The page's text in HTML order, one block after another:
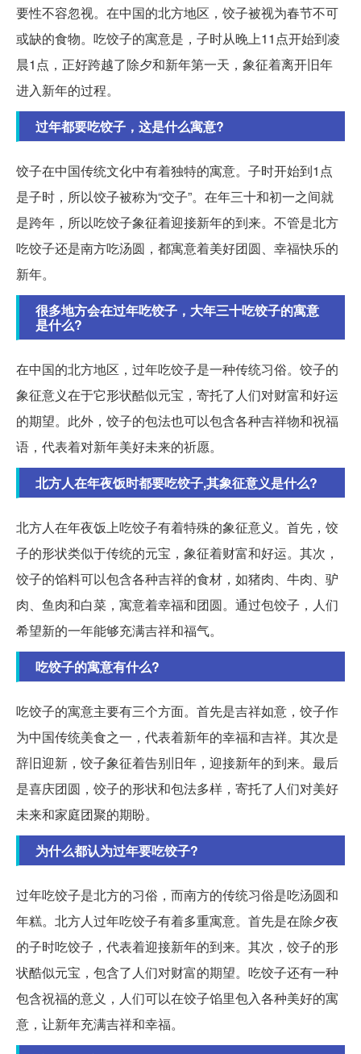
要性不容忽视。在中国的北方地区，饺子被视为春节不可
或缺的食物。吃饺子的寓意是，子时从晚上11点开始到凌
晨1点，正好跨越了除夕和新年第一天，象征着离开旧年
进入新年的过程。
过年都要吃饺子，这是什么寓意?
饺子在中国传统文化中有着独特的寓意。子时开始到1点
是子时，所以饺子被称为“交子”。在年三十和初一之间就
是跨年，所以吃饺子象征着迎接新年的到来。不管是北方
吃饺子还是南方吃汤圆，都寓意着美好团圆、幸福快乐的
新年。
很多地方会在过年吃饺子，大年三十吃饺子的寓意
是什么?
在中国的北方地区，过年吃饺子是一种传统习俗。饺子的
象征意义在于它形状酷似元宝，寄托了人们对财富和好运
的期望。此外，饺子的包法也可以包含各种吉祥物和祝福
语，代表着对新年美好未来的祈愿。
北方人在年夜饭时都要吃饺子,其象征意义是什么?
北方人在年夜饭上吃饺子有着特殊的象征意义。首先，饺
子的形状类似于传统的元宝，象征着财富和好运。其次，
饺子的馅料可以包含各种吉祥的食材，如猪肉、牛肉、驴
肉、鱼肉和白菜，寓意着幸福和团圆。通过包饺子，人们
希望新的一年能够充满吉祥和福气。
吃饺子的寓意有什么?
吃饺子的寓意主要有三个方面。首先是吉祥如意，饺子作
为中国传统美食之一，代表着新年的幸福和吉祥。其次是
辞旧迎新，饺子象征着告别旧年，迎接新年的到来。最后
是喜庆团圆，饺子的形状和包法多样，寄托了人们对美好
未来和家庭团聚的期盼。
为什么都认为过年要吃饺子?
过年吃饺子是北方的习俗，而南方的传统习俗是吃汤圆和
年糕。北方人过年吃饺子有着多重寓意。首先是在除夕夜
的子时吃饺子，代表着迎接新年的到来。其次，饺子的形
状酷似元宝，包含了人们对财富的期望。吃饺子还有一种
包含祝福的意义，人们可以在饺子馅里包入各种美好的寓
意，让新年充满吉祥和幸福。